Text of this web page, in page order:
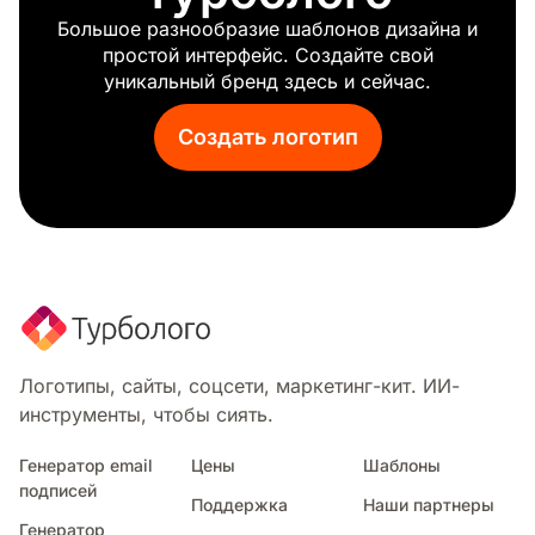
Театр
Снэпчат
Большое разнообразие шаблонов дизайна и
простой интерфейс. Создайте свой
уникальный бренд здесь и сейчас.
Создать логотип
Логотипы, сайты, соцсети, маркетинг-кит. ИИ-
инструменты, чтобы сиять.
Генератор email
подписей
Генератор
Цены
Поддержка
Шаблоны
Наши партнеры